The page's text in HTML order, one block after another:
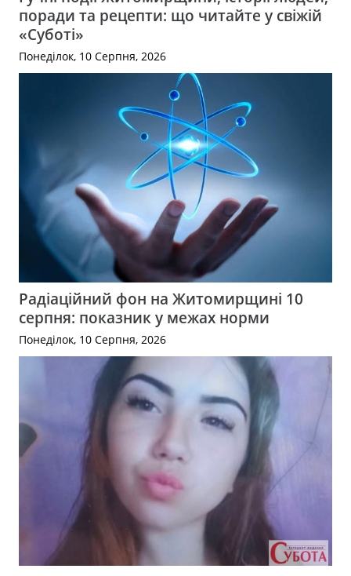
поради та рецепти: що читайте у свіжій
«Суботі»
Понеділок, 10 Серпня, 2026
Радіаційний фон на Житомирщині 10
серпня: показник у межах норми
Понеділок, 10 Серпня, 2026